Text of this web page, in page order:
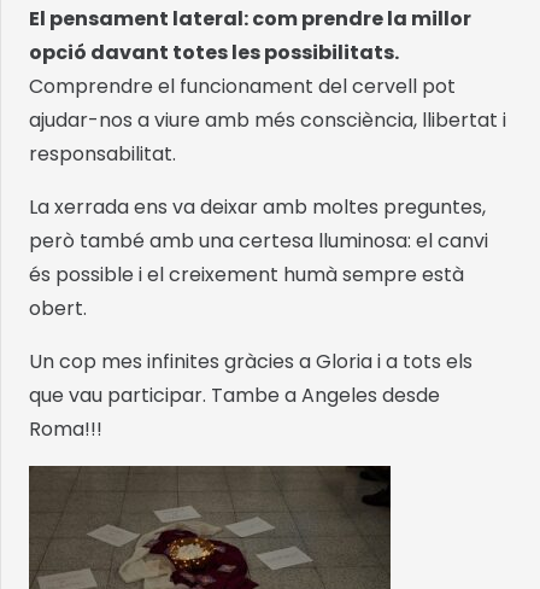
El pensament lateral: com prendre la millor
opció davant totes les possibilitats.
Comprendre el funcionament del cervell pot
ajudar-nos a viure amb més consciència, llibertat i
responsabilitat.
La xerrada ens va deixar amb moltes preguntes,
però també amb una certesa lluminosa: el canvi
és possible i el creixement humà sempre està
obert.
Un cop mes infinites gràcies a Gloria i a tots els
que vau participar. Tambe a Angeles desde
Roma!!!